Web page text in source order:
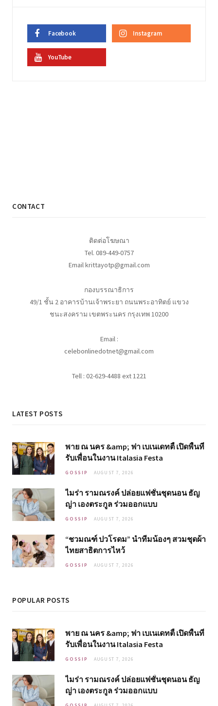
Facebook Instagram
YouTube
CONTACT
ติดต่อโฆษณา
Tel. 089-449-0757
Email krittayotp@gmail.com
กองบรรณาธิการ
49/1 ชั้น 2 อาคารบ้านเจ้าพระยา ถนนพระอาทิตย์ แขวง
ชนะสงคราม เขตพระนคร กรุงเทพ 10200
Email :
celebonlinedotnet@gmail.com
Tell : 02-629-4488 ext 1221
LATEST POSTS
พาย ณ นคร &amp; ฟา เบเนเดทตี้ เปิดพื้นที่
รับเพื่อนในงาน Italasia Festa
GOSSIP AUGUST 7, 2026
ไมร่า รามณรงค์ ปล่อยแฟชั่นชุดนอน ธัญ
ญ่า เองตระกูล ร่วมออกแบบ
GOSSIP AUGUST 7, 2026
“ชวมณฑ์ ปวโรดม” นำทีมน้องๆ สวมชุดผ้า
ไทยสาธิตการไหว้
GOSSIP AUGUST 7, 2026
POPULAR POSTS
พาย ณ นคร &amp; ฟา เบเนเดทตี้ เปิดพื้นที่
รับเพื่อนในงาน Italasia Festa
GOSSIP AUGUST 7, 2026
ไมร่า รามณรงค์ ปล่อยแฟชั่นชุดนอน ธัญ
ญ่า เองตระกูล ร่วมออกแบบ